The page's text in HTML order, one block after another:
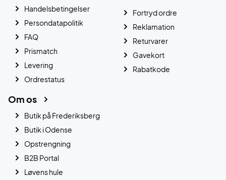
Handelsbetingelser
Persondatapolitik
FAQ
Prismatch
Levering
Ordrestatus
Fortryd ordre
Reklamation
Returvarer
Gavekort
Rabatkode
Om os
Butik på Frederiksberg
Butik i Odense
Opstrengning
B2B Portal
Løvens hule